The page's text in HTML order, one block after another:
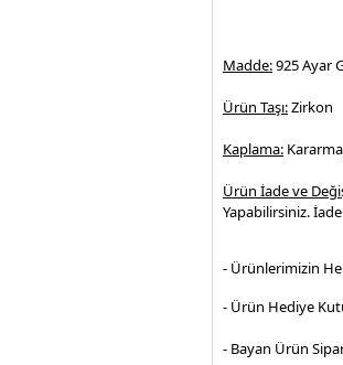
Madde:925 Ayar
Ürün Taşı:Zirkon
Kaplama:
Ürün İade ve
Yapabilirsiniz.
- Ürünlerimizin
- Ürün Hediye
- Bayan Ürün